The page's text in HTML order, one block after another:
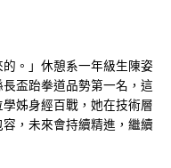
。」休憩系一年級生陳姿
盃跆拳道品勢第一名，這
姊身經百戰，她在技術層
，未來會持續精進，繼續